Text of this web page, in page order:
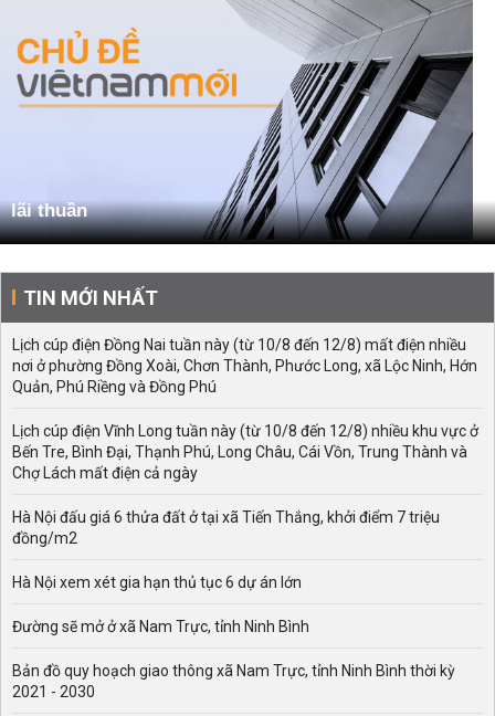
lãi thuần
TIN MỚI NHẤT
Lịch cúp điện Đồng Nai tuần này (từ 10/8 đến 12/8) mất điện nhiều
nơi ở phường Đồng Xoài, Chơn Thành, Phước Long, xã Lộc Ninh, Hớn
Quản, Phú Riềng và Đồng Phú
Lịch cúp điện Vĩnh Long tuần này (từ 10/8 đến 12/8) nhiều khu vực ở
Bến Tre, Bình Đại, Thạnh Phú, Long Châu, Cái Vồn, Trung Thành và
Chợ Lách mất điện cả ngày
Hà Nội đấu giá 6 thửa đất ở tại xã Tiến Thắng, khởi điểm 7 triệu
đồng/m2
Hà Nội xem xét gia hạn thủ tục 6 dự án lớn
Đường sẽ mở ở xã Nam Trực, tỉnh Ninh Bình
Bản đồ quy hoạch giao thông xã Nam Trực, tỉnh Ninh Bình thời kỳ
2021 - 2030